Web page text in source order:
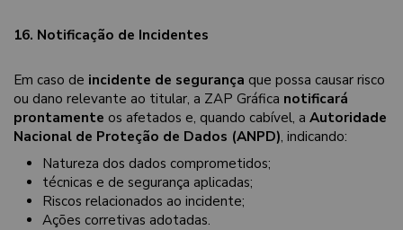
16. Notificação de Incidentes
Em caso de incidente de segurança que possa causar risco
ou dano relevante ao titular, a ZAP Gráfica notificará
prontamente os afetados e, quando cabível, a Autoridade
Nacional de Proteção de Dados (ANPD), indicando:
Natureza dos dados comprometidos;
técnicas e de segurança aplicadas;
Riscos relacionados ao incidente;
Ações corretivas adotadas.